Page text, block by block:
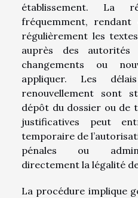
établissement. La
fréquemment, rendant
régulièrement les
auprès des autorités
changements ou
appliquer. Les
renouvellement sont
dépôt du dossier ou de
justificatives peut
temporaire de
pénales ou
directement la légalité
La procédure implique